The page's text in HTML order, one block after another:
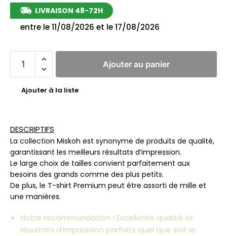
LIVRAISON 48-72H
entre le 11/08/2026 et le 17/08/2026
Ajouter au panier
Ajouter à la liste
DESCRIPTIFS
La collection Miskoh est synonyme de produits de qualité,
garantissant les meilleurs résultats d’impression.
Le large choix de tailles convient parfaitement aux
besoins des grands comme des plus petits.
De plus, le T-shirt Premium peut être assorti de mille et
une manières.
Notre recommandation ! Excellente qualité et
résultats d’impression parfaits quel que soit le